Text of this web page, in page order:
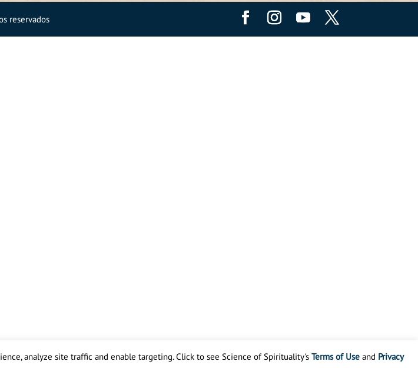
reservados
analyze site traffic and enable targeting. Click to see Science of Spirituality's Terms of Useand Privacy